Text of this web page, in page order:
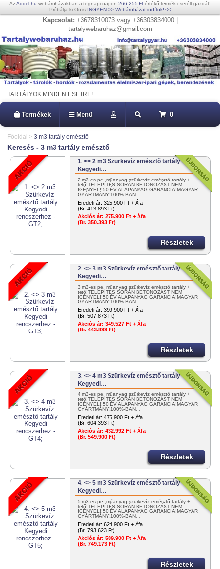
AzAddel.hu webáruházakban a tegnapi napon 266.255 Ft értékű termék cserélt gazdát!
Próbálja ki Ön is INGYEN >> Webáruházat indítok! <<
Kapcsolat: +3678310073 vagy +36303834000 |
tartalywebaruhaz@gmail.com
TARTÁLYOK MINDEN ESETRE!
Termékek Menü 0
Főoldal > 3 m3 tartály emésztő
Keresés - 3 m3 tartály emésztő
1. <> 2 m3 Szürkevíz emésztő tartály
Kegyedi…
2 m3-es pe. műanyag szürkevíz emésztő tartály +
tető!TELEPÍTÉS SORÁN BETONOZÁST NEM
IGÉNYEL!!50 ÉV ALAPANYAG GARANCIA!MAGYAR
GYÁRTMÁNY!100%-BAN…
Eredeti ár: 325.900 Ft + Áfa
(Br. 413.893 Ft)
Akciós ár: 275.900 Ft + Áfa
(Br. 350.393 Ft)
Részletek
2. <> 3 m3 Szürkevíz emésztő tartály
Kegyedi…
3 m3-es pe. műanyag szürkevíz emésztő tartály +
tető!TELEPÍTÉS SORÁN BETONOZÁST NEM
IGÉNYEL!!50 ÉV ALAPANYAG GARANCIA!MAGYAR
GYÁRTMÁNY!100%-BAN…
Eredeti ár: 399.900 Ft + Áfa
(Br. 507.873 Ft)
Akciós ár: 349.527 Ft + Áfa
(Br. 443.899 Ft)
Részletek
3. <> 4 m3 Szürkevíz emésztő tartály
Kegyedi…
4 m3-es pe. műanyag szürkevíz emésztő tartály +
tető!TELEPÍTÉS SORÁN BETONOZÁST NEM
IGÉNYEL!!50 ÉV ALAPANYAG GARANCIA!MAGYAR
GYÁRTMÁNY!100%-BAN…
Eredeti ár: 475.900 Ft + Áfa
(Br. 604.393 Ft)
Akciós ár: 432.992 Ft + Áfa
(Br. 549.900 Ft)
Részletek
4. <> 5 m3 Szürkevíz emésztő tartály
Kegyedi…
5 m3-es pe. műanyag szürkevíz emésztő tartály +
tető!TELEPÍTÉS SORÁN BETONOZÁST NEM
IGÉNYEL!!50 ÉV ALAPANYAG GARANCIA!MAGYAR
GYÁRTMÁNY!100%-BAN…
Eredeti ár: 624.900 Ft + Áfa
(Br. 793.623 Ft)
Akciós ár: 589.900 Ft + Áfa
(Br. 749.173 Ft)
Részletek